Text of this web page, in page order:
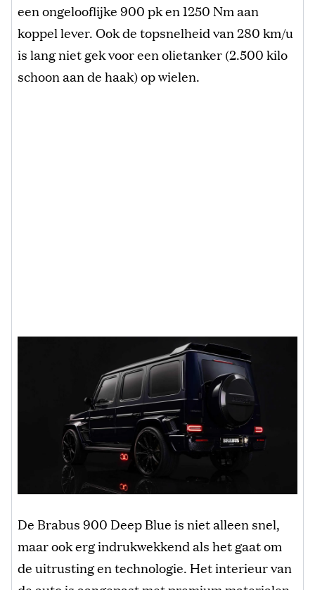
een ongelooflijke 900 pk en 1250 Nm aan
koppel lever. Ook de topsnelheid van 280 km/u
is lang niet gek voor een olietanker (2.500 kilo
schoon aan de haak) op wielen.
De Brabus 900 Deep Blue is niet alleen snel,
maar ook erg indrukwekkend als het gaat om
de uitrusting en technologie. Het interieur van